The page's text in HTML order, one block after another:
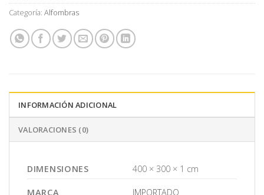
Categoría: Alfombras
INFORMACIÓN ADICIONAL
VALORACIONES (0)
DIMENSIONES 400 × 300 × 1 cm
MARCA IMPORTADO